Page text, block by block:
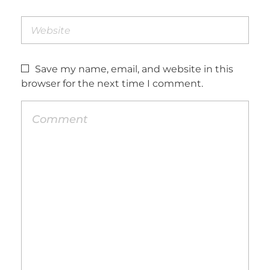
Save my name, email, and website in this
browser for the next time I comment.